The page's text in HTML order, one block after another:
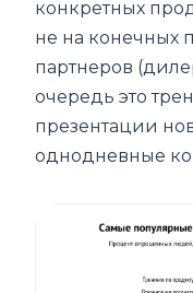
конкретных
не на конечных
партнеров
очередь это
презентации
однодневные